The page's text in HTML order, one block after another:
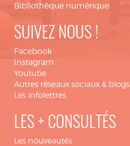
Bibliothèque numérique
SUIVEZ NOUS !
Facebook
Instagram
Youtube
Autres réseaux sociaux & blogs
Les infolettres
LES + CONSULTÉS
Les nouveautés